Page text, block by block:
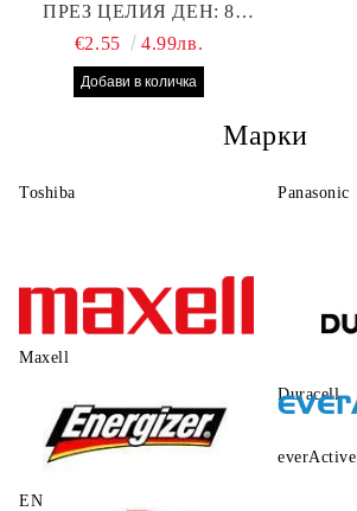
ПРЕЗ ЦЕЛИЯ ДЕН: 8
БРОЯ RAYOVAC EXTRA
АПАРАТ
€2.55 4.99лв.
Марки
Toshiba Panasonic
Maxell
Duracell
ENERGIZER
everActive